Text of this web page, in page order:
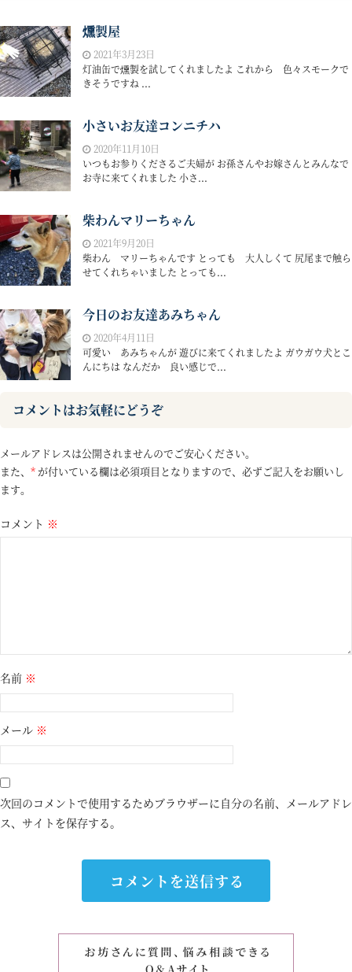
燻製屋
2021年3月23日
灯油缶で燻製を試してくれましたよ これから 色々スモークで
きそうですね ...
小さいお友達コンニチハ
2020年11月10日
いつもお参りくださるご夫婦が お孫さんやお嫁さんとみんなで
お寺に来てくれました 小さ...
柴わんマリーちゃん
2021年9月20日
柴わん マリーちゃんです とっても 大人しくて 尻尾まで触ら
せてくれちゃいました とっても...
今日のお友達あみちゃん
2020年4月11日
可愛い あみちゃんが 遊びに来てくれましたよ ガウガウ犬とこ
んにちは なんだか 良い感じで...
コメントはお気軽にどうぞ
メールアドレスは公開されませんのでご安心ください。
また、 * が付いている欄は必須項目となりますので、必ずご記入をお願いし
ます。
コメント ※
名前 ※
メール ※
次回のコメントで使用するためブラウザーに自分の名前、メールアドレ
ス、サイトを保存する。